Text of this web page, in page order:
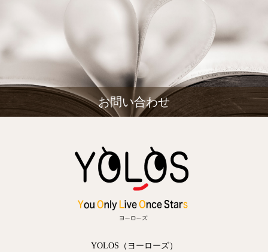
お問い合わせ
YOLOS（ヨーローズ）